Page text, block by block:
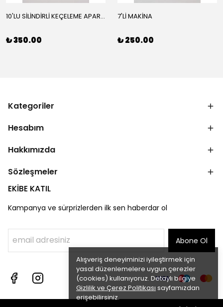
Alışveriş deneyiminizi iyileştirmek için
yasal düzenlemelere uygun çerezler
(cookies) kullanıyoruz. Detaylı bilgiye
Gizlilik ve Çerez Politikası sayfamızdan
erişebilirsiniz.
10'LU SİLİNDİRLİ KEÇELEME APARATI
₺ 350.00
7'Lİ MAKİNA
₺ 250.00
Kategoriler
Hesabım
Hakkımızda
Sözleşmeler
EKİBE KATIL
Kampanya ve sürprizlerden ilk sen haberdar ol
Abone Ol